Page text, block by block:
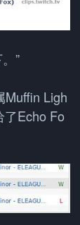
”
Muffin Ligh
了Echo Fo